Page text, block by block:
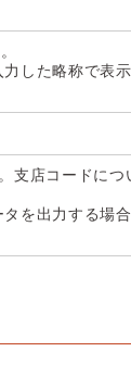
力した略称で表
支店コードにつ
を出力する場合